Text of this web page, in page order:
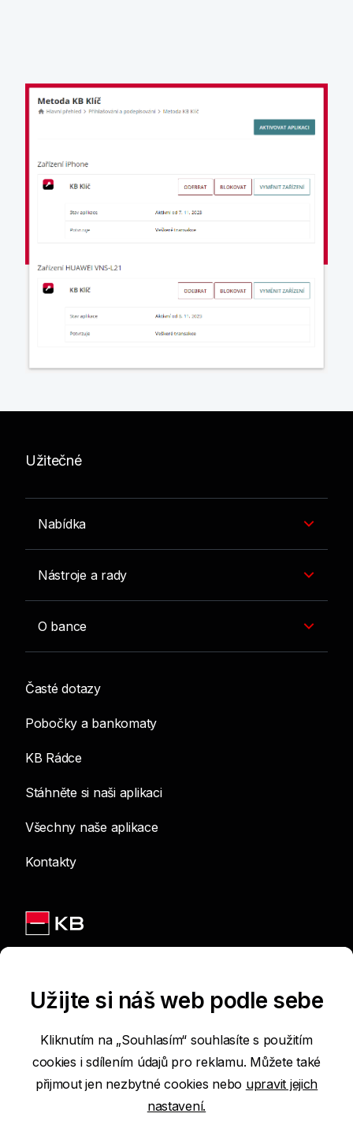
Užitečné
Nabídka
Nástroje a rady
O bance
Časté dotazy
Pobočky a bankomaty
KB Rádce
Stáhněte si naši aplikaci
Všechny naše aplikace
Kontakty
Podmínky používání internetových stránek
Prohlášení o přístupnosti
Užijte si náš web podle sebe
Kliknutím na „Souhlasím“ souhlasíte s použitím
cookies i sdílením údajů pro reklamu. Můžete také
přijmout jen nezbytné cookies nebo upravit jejich
nastavení.